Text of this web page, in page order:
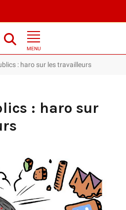
MENU
: haro sur les travailleurs
: haro sur